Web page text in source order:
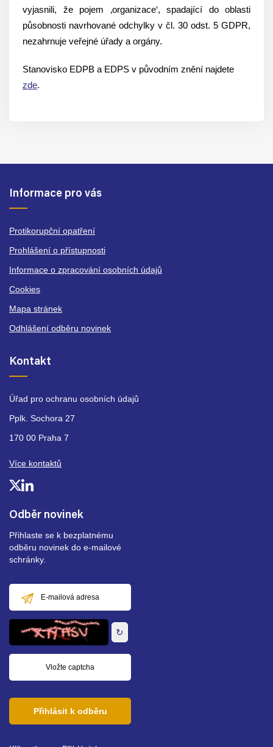
vyjasnili, že pojem ‚organizace‘, spadající do oblasti
působnosti navrhované odchylky v čl. 30 odst. 5 GDPR,
nezahrnuje veřejné úřady a orgány.
Stanovisko EDPB a EDPS v původním znění najdete
zde.
Odběr novinek
Přihlaste se k bezplatnému
odběru novinek do e-mailové
schránky.
mailová
adresa
↻
Přihlásit k odběru
Informace pro vás
Protikorupční opatření
Prohlášení o přístupnosti
Informace o zpracování osobních údajů
Cookies
Mapa stránek
Odhlášení odběru novinek
Kontakt
Úřad pro ochranu osobních údajů
Pplk. Sochora 27
170 00 Praha 7
Více kontaktů